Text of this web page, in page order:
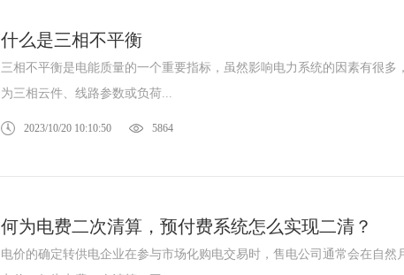
什么是三相不平衡
三相不平衡是电能质量的一个重要指标，虽然影响电力系统的因素有很多
为三相云件、线路参数或负荷...
2023/10/20 10:10:50 5864
何为电费二次清算，预付费系统怎么实现二清？
电价的确定转供电企业在参与市场化购电交易时，售电公司通常会在自然